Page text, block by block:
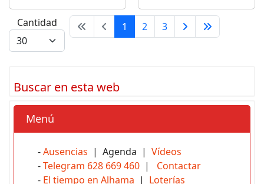
Cantidad 1 2 3
Buscar en esta web
Menú
-Ausencias | Agenda | Vídeos
-Telegram 628 669 460 | Contactar
- El tiempo en Alhama | Loterías